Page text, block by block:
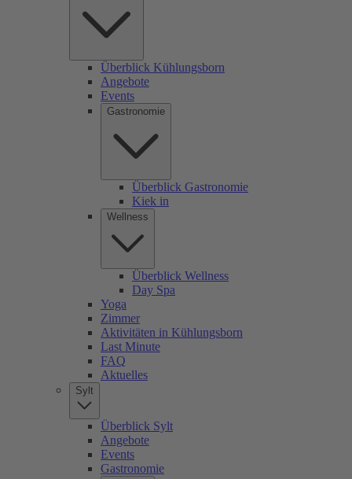
Überblick Kühlungsborn
Angebote
Events
Gastronomie
Überblick Gastronomie
Kiek in
Wellness
Überblick Wellness
Day Spa
Yoga
Zimmer
Aktivitäten in Kühlungsborn
Last Minute
FAQ
Aktuelles
Sylt
Überblick Sylt
Angebote
Events
Gastronomie